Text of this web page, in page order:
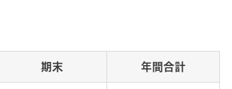
期末 年間合計